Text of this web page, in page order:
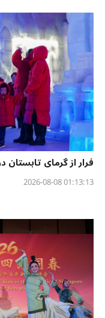
فرار از گرمای
01:13:13 2026-08-08